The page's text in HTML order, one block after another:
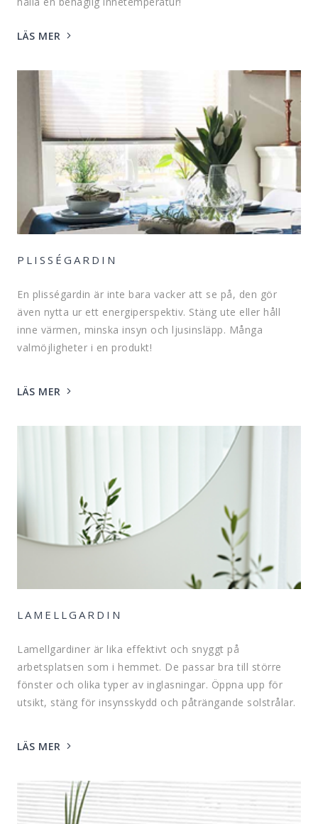
LÄS MER
PLISSÉGARDIN
En plisségardin är inte bara vacker att se på, den gör
även nytta ur ett energiperspektiv. Stäng ute eller håll
inne värmen, minska insyn och ljusinsläpp. Många
valmöjligheter i en produkt!
LÄS MER
LAMELLGARDIN
Lamellgardiner är lika effektivt och snyggt på
arbetsplatsen som i hemmet. De passar bra till större
fönster och olika typer av inglasningar. Öppna upp för
utsikt, stäng för insynsskydd och påträngande solstrålar.
LÄS MER